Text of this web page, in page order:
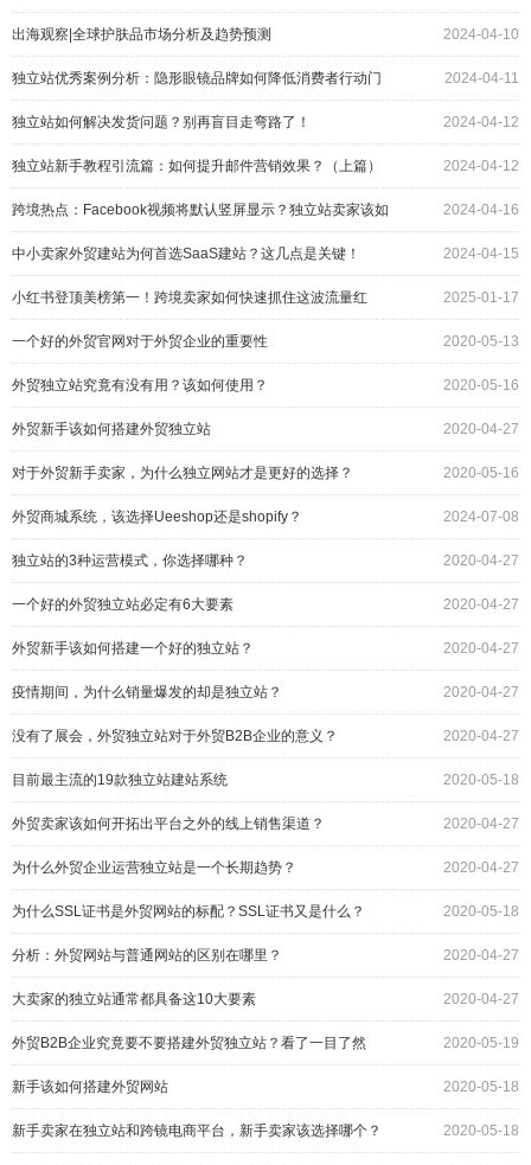
出海观察|全球护肤品市场分析及趋势预测 2024-04-10
独立站优秀案例分析：隐形眼镜品牌如何降低消费者行动门
槛？
2024-04-11
独立站如何解决发货问题？别再盲目走弯路了！ 2024-04-12
独立站新手教程引流篇：如何提升邮件营销效果？（上篇） 2024-04-12
跨境热点：Facebook视频将默认竖屏显示？独立站卖家该如
何应对？
2024-04-16
中小卖家外贸建站为何首选SaaS建站？这几点是关键！ 2024-04-15
小红书登顶美榜第一！跨境卖家如何快速抓住这波流量红
利？
2025-01-17
一个好的外贸官网对于外贸企业的重要性 2020-05-13
外贸独立站究竟有没有用？该如何使用？ 2020-05-16
外贸新手该如何搭建外贸独立站 2020-04-27
对于外贸新手卖家，为什么独立网站才是更好的选择？ 2020-05-16
外贸商城系统，该选择Ueeshop还是shopify？ 2024-07-08
独立站的3种运营模式，你选择哪种？ 2020-04-27
一个好的外贸独立站必定有6大要素 2020-04-27
外贸新手该如何搭建一个好的独立站？ 2020-04-27
疫情期间，为什么销量爆发的却是独立站？ 2020-04-27
没有了展会，外贸独立站对于外贸B2B企业的意义？ 2020-04-27
目前最主流的19款独立站建站系统 2020-05-18
外贸卖家该如何开拓出平台之外的线上销售渠道？ 2020-04-27
为什么外贸企业运营独立站是一个长期趋势？ 2020-04-27
为什么SSL证书是外贸网站的标配？SSL证书又是什么？ 2020-05-18
分析：外贸网站与普通网站的区别在哪里？ 2020-04-27
大卖家的独立站通常都具备这10大要素 2020-04-27
外贸B2B企业究竟要不要搭建外贸独立站？看了一目了然 2020-05-19
新手该如何搭建外贸网站 2020-05-18
新手卖家在独立站和跨镜电商平台，新手卖家该选择哪个？ 2020-05-18